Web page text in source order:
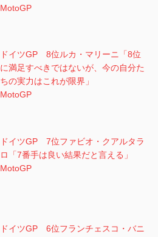
MotoGP
ドイツGP 8位ルカ・マリーニ「8位
に満足すべきではないが、今の自分た
ちの実力はこれが限界」
MotoGP
ドイツGP 7位ファビオ・クアルタラ
ロ「7番手は良い結果だと言える」
MotoGP
ドイツGP 6位フランチェスコ・バニ